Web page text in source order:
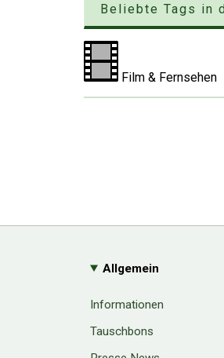
Beliebte Tags in
Film & Fernsehen
Allgemein
Informationen
Tauschbons